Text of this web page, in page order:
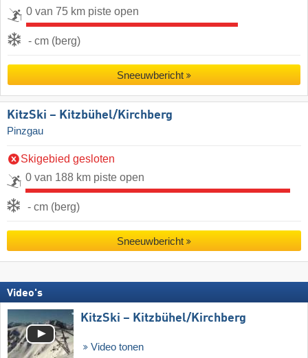
0 van 75 km piste open
- cm (berg)
Sneeuwbericht
KitzSki – Kitzbühel/​Kirchberg
Pinzgau
Skigebied gesloten
0 van 188 km piste open
- cm (berg)
Sneeuwbericht
Video's
KitzSki – Kitzbühel/​Kirchberg
Video tonen